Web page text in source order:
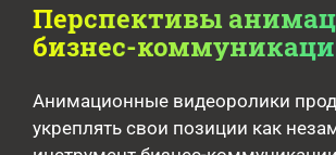
Перспективы
бизнес-
Анимационные видеоролики
укреплять свои позиции как